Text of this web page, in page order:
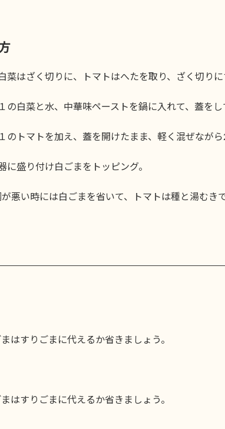
菜はざく切りに、トマトはへたを取り、ざく切りに
１の白菜と水、中華味ペーストを鍋に入れて、蓋を
１のトマトを加え、蓋を開けたまま、軽く混ぜながら
に盛り付け白ごまをトッピング。
悪い時には白ごまを省いて、トマトは種と湯むき
はすりごまに代えるか省きましょう。
はすりごまに代えるか省きましょう。